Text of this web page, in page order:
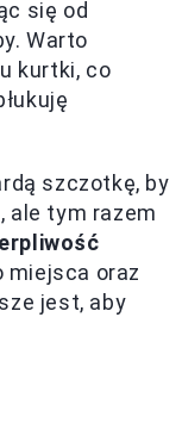
się od
Warto
kurtki, co
szczotkę, by
ale tym razem
miejsca oraz
jest, aby